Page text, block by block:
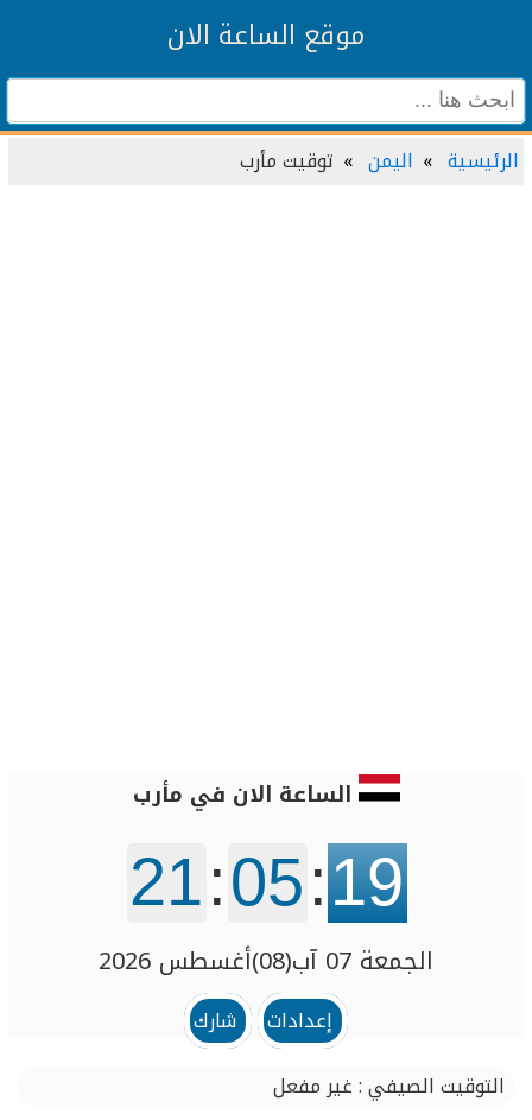
موقع الساعة الان
الرئيسية اليمن توقيت مأرب
الساعة الان في مأرب
21:05:19
الجمعة 07 آب(08)أغسطس 2026
إعدادات
شارك
التوقيت الصيفي : غير مفعل